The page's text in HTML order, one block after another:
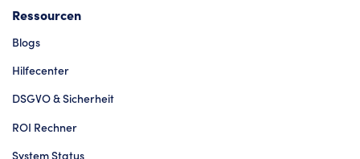
Ressourcen
Blogs
Hilfecenter
DSGVO & Sicherheit
ROI Rechner
System Status